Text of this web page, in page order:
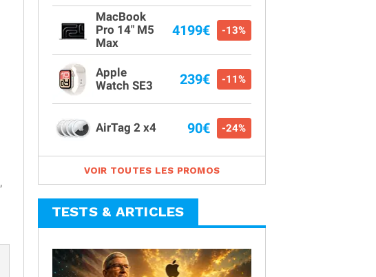
MacBook
Pro 14" M5
Max
4199€ -13%
Apple
Watch SE3
239€ -11%
AirTag 2 x4 90€ -24%
VOIR TOUTES LES PROMOS
TESTS & ARTICLES